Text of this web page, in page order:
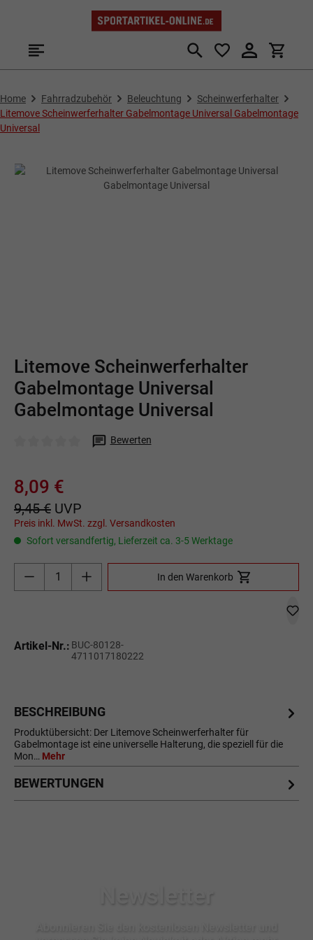
Zum Hauptinhalt springen
Home Fahrradzubehör Beleuchtung
Scheinwerferhalter
Litemove Scheinwerferhalter Gabelmontage Universal Gabelmontage
Universal
Litemove Scheinwerferhalter
Gabelmontage Universal
Gabelmontage Universal
Bewerten
8,09 €
9,45 € UVP
Preis inkl. MwSt. zzgl. Versandkosten
Sofort versandfertig, Lieferzeit ca. 3-5 Werktage
Produkt Anzahl: Gib den gewünschten Wert
In den Warenkorb
Artikel-Nr.: BUC-80128-
4711017180222
BESCHREIBUNG
Produktübersicht: Der Litemove Scheinwerferhalter für
Gabelmontage ist eine universelle Halterung, die speziell für die
Mon… Mehr
BEWERTUNGEN